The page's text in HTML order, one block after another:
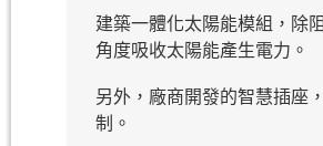
建築一體化太陽能模組，除
角度吸收太陽能產生電力。
另外，廠商開發的智慧插座
制。